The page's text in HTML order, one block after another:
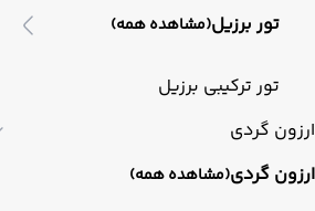
تور برزیل(مشاهده همه)
تور ترکیبی برزیل
ارزون گردی
ارزون گردی(مشاهده همه)